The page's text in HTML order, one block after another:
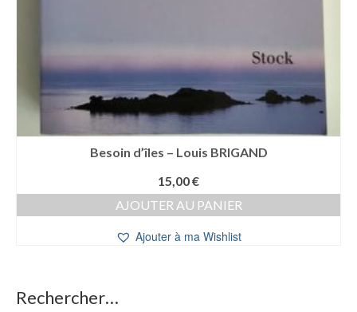
Besoin d’îles – Louis BRIGAND
15,00€
AJOUTER AU PANIER
Ajouter à ma Wishlist
Rechercher…